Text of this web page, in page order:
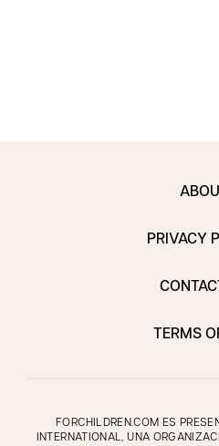
PRIVACY
TERMS
FORCHILDREN.COM ES
INTERNATIONAL, UNA